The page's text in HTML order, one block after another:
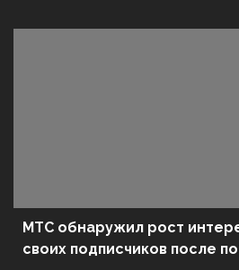
МТС обнаружил рост
своих подписчиков после